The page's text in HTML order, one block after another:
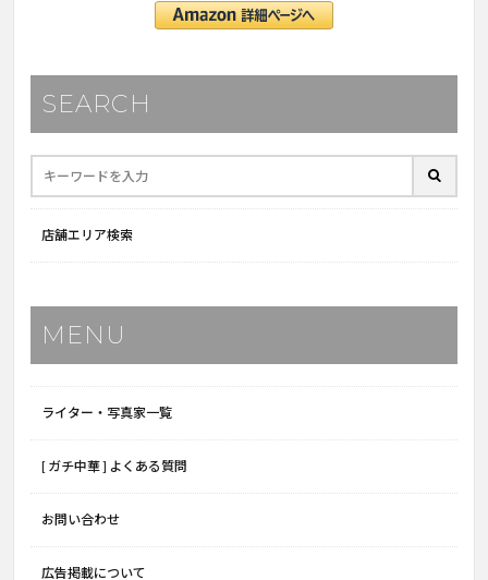
SEARCH
店舗エリア検索
MENU
ライター・写真家一覧
[ ガチ中華 ] よくある質問
お問い合わせ
広告掲載について